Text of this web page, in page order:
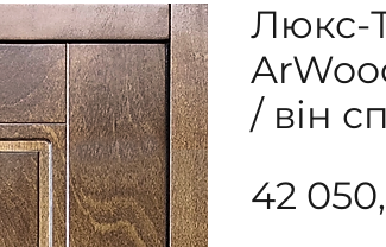
Люкс-
/ він
42